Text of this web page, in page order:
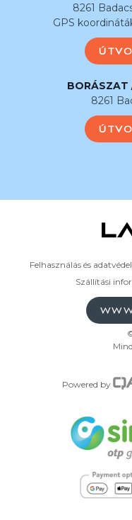
8261
GPS
BORÁSZAT
8261
Felhasználás és
Szállítási
Powered by